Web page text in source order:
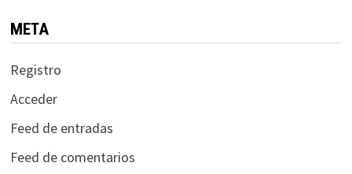
META
Registro
Acceder
Feed de entradas
Feed de comentarios